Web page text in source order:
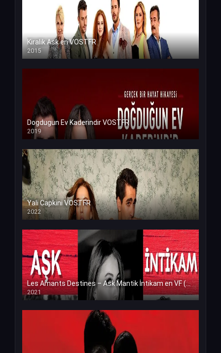
Kiralik Ask en VOSTFR
2015
Dogdugun Ev Kaderindir VOSTFR
2019
Yali Capkini VOSTFR
2022
Les Amants Destines – Ask Mantik İntikam en VF (Voix Francaise)
2021